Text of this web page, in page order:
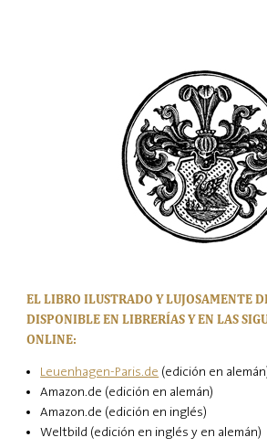
EL LIBRO ILUSTRADO Y LUJOSAMENTE
DISPONIBLE EN LIBRERÍAS Y EN LAS
ONLINE:
Leuenhagen-Paris.de (edición en
Amazon.de (edición en alemán)
Amazon.de (edición en inglés)
Weltbild (edición en inglés y en alemán)